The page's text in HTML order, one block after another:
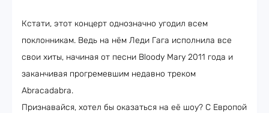
Кстати, этот концерт однозначно угодил всем
поклонникам. Ведь на нём Леди Гага исполнила все
свои хиты, начиная от песни Bloody Mary 2011 года и
заканчивая прогремевшим недавно треком
Abracadabra.
Признавайся, хотел бы оказаться на её шоу? С Европой